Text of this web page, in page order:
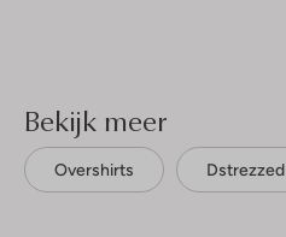
Bekijk meer
Overshirts Dstrezzed